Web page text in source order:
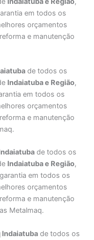
em todos os
orçamentos
e manutenção
de todos os
Indaiatuba e Região,
em todos os
orçamentos
e manutenção
de todos os
Indaiatuba e Região,
em todos os
orçamentos
e manutenção
Metalmaq.
de todos os